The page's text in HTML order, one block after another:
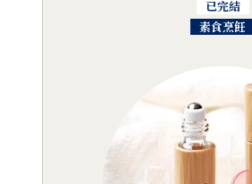
已完結
素食烹飪